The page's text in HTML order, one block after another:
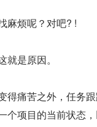
麻烦呢？对吧? !
是原因。
得痛苦之外，任务
个项目的当前状态